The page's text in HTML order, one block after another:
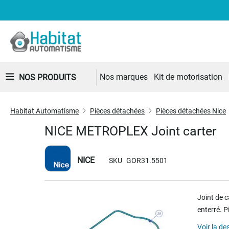
NOS PRODUITS Nos marques Kit de motorisation
Habitat Automatisme Pièces détachées Pièces détachées Nice
NICE METROPLEX Joint carter
NICE SKU GOR31.5501
Joint de
enterré.
Voir la